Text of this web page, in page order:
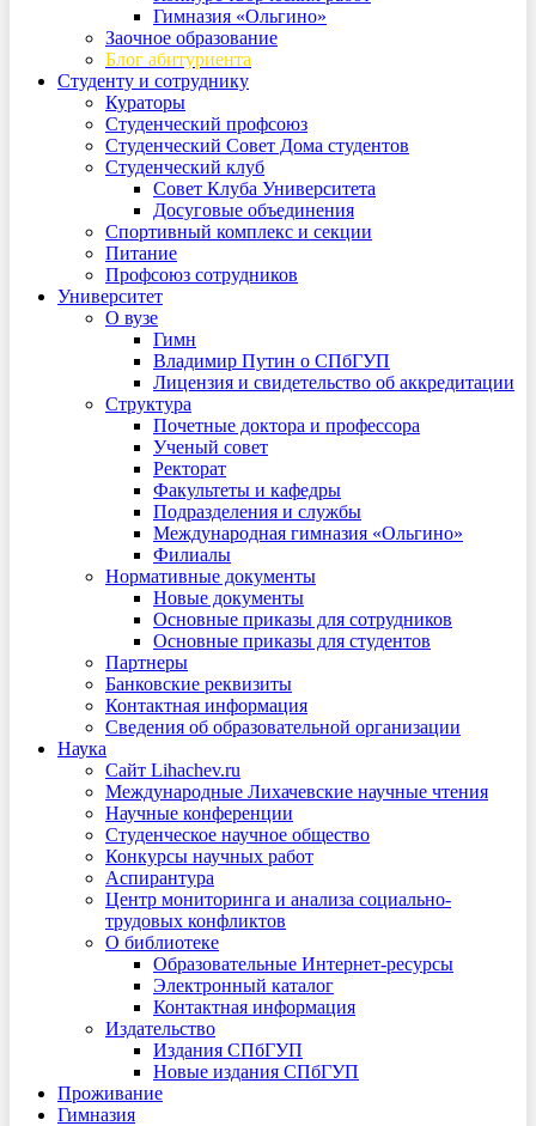
Гимназия «Ольгино»
Заочное образование
Блог абитуриента
Студенту и сотруднику
Кураторы
Студенческий профсоюз
Студенческий Совет Дома студентов
Студенческий клуб
Совет Клуба Университета
Досуговые объединения
Спортивный комплекс и секции
Питание
Профсоюз сотрудников
Университет
О вузе
Гимн
Владимир Путин о СПбГУП
Лицензия и свидетельство об аккредитации
Структура
Почетные доктора и профессора
Ученый совет
Ректорат
Факультеты и кафедры
Подразделения и службы
Международная гимназия «Ольгино»
Филиалы
Нормативные документы
Новые документы
Основные приказы для сотрудников
Основные приказы для студентов
Партнеры
Банковские реквизиты
Контактная информация
Сведения об образовательной организации
Наука
Сайт Lihachev.ru
Международные Лихачевские научные чтения
Научные конференции
Студенческое научное общество
Конкурсы научных работ
Аспирантура
Центр мониторинга и анализа социально-
трудовых конфликтов
О библиотеке
Образовательные Интернет-ресурсы
Электронный каталог
Контактная информация
Издательство
Издания СПбГУП
Новые издания СПбГУП
Проживание
Гимназия